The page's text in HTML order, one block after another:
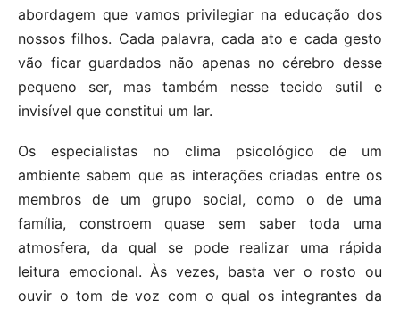
abordagem que vamos privilegiar na educação dos
nossos filhos. Cada palavra, cada ato e cada gesto
vão ficar guardados não apenas no cérebro desse
pequeno ser, mas também nesse tecido sutil e
invisível que constitui um lar.
Os especialistas no clima psicológico de um
ambiente sabem que as interações criadas entre os
membros de um grupo social, como o de uma
família, constroem quase sem saber toda uma
atmosfera, da qual se pode realizar uma rápida
leitura emocional. Às vezes, basta ver o rosto ou
ouvir o tom de voz com o qual os integrantes da